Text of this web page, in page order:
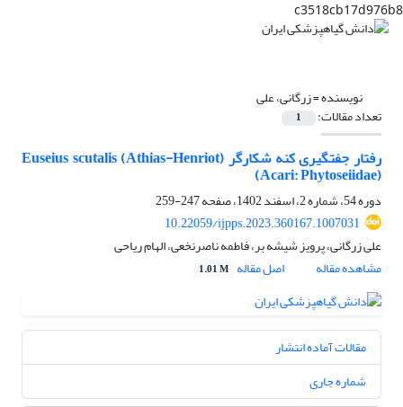
c3518cb17d976b8
نویسنده =زرگانی، علی
تعداد مقالات: 1
رفتار جفتگیری کنه شکارگر Euseius scutalis (Athias-Henriot)
(Acari: Phytoseiidae)
دوره 54، شماره 2، اسفند 1402، صفحه
247-259
10.22059/ijpps.2023.360167.1007031
علی زرگانی، پرویز شیشه بر، فاطمه ناصرنخعی، الهام ریاحی
مشاهده مقاله
اصل مقاله 1.01 M
مقالات آماده انتشار
شماره جاری